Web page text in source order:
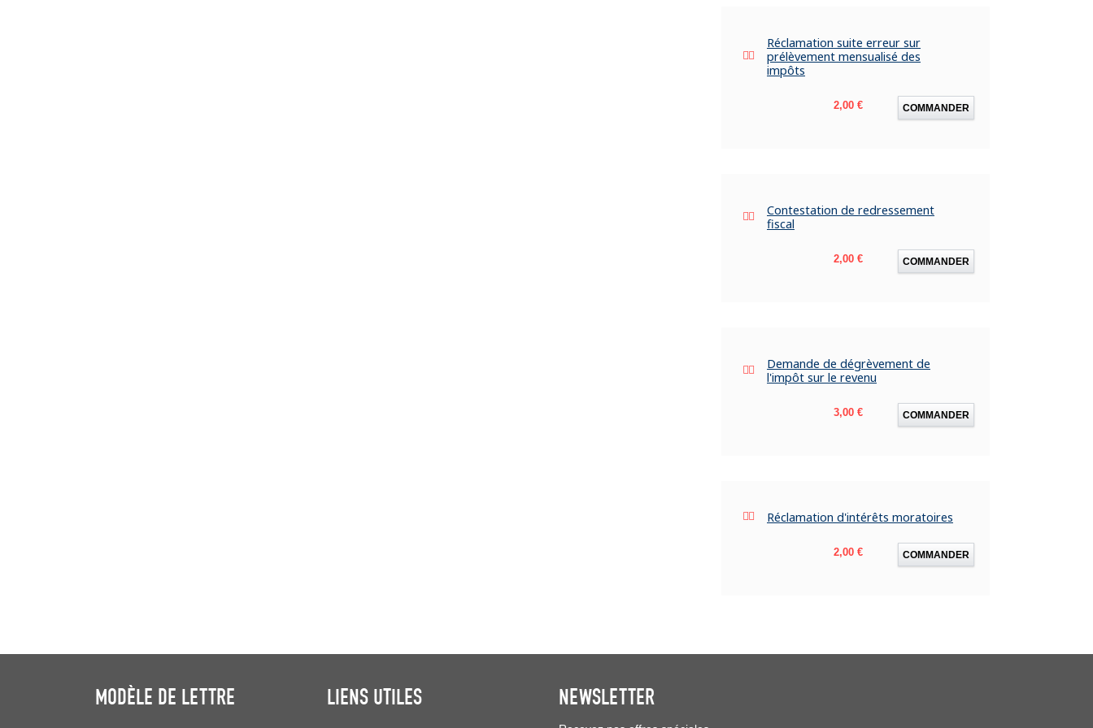
Réclamation suite erreur sur
prélèvement mensualisé des
impôts
Prix
2,00 € COMMANDER
Contestation de redressement
fiscal
Prix
2,00 € COMMANDER
Demande de dégrèvement de
l'impôt sur le revenu
Prix
3,00 € COMMANDER
Réclamation d'intérêts moratoires
Prix
2,00 € COMMANDER
MODÈLE DE LETTRE LIENS UTILES NEWSLETTER